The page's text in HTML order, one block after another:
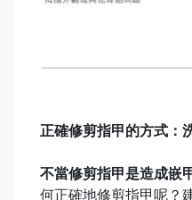
正確修剪指甲的方式：
不當修剪指甲是造成嵌
何正確地修剪指甲呢？